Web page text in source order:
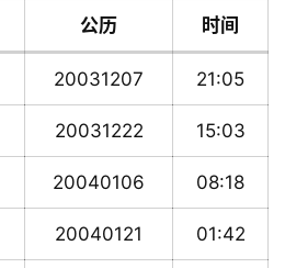
公历 时间
20031207 21:05
20031222 15:03
20040106 08:18
20040121 01:42